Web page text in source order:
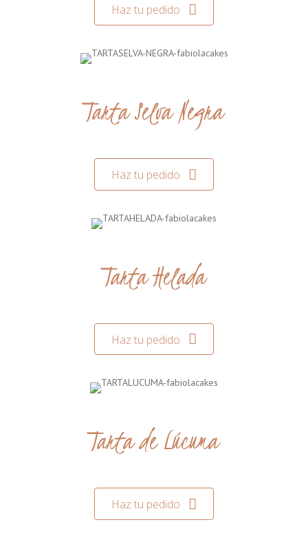
Haz tu pedido
Tarta Selva Negra
Haz tu pedido
Tarta Helada
Haz tu pedido
Tarta de Lúcuma
Haz tu pedido